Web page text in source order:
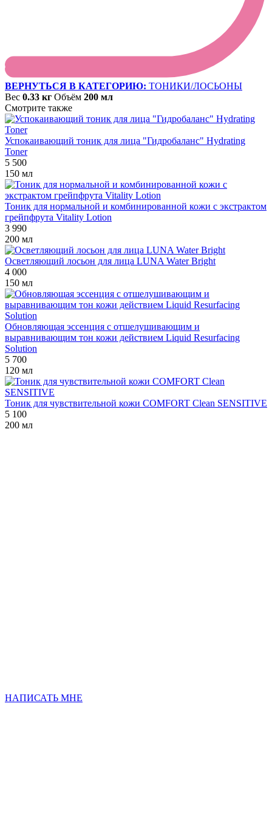
ВЕРНУТЬСЯ В КАТЕГОРИЮ: ТОНИКИ/ЛОСЬОНЫ
Вес 0.33 кг Объём 200 мл
Смотрите также
Успокаивающий тоник для лица "Гидробаланс" Hydrating
Toner
5 500
150 мл
Тоник для нормальной и комбинированной кожи с экстрактом
грейпфрута Vitality Lotion
3 990
200 мл
Осветляющий лосьон для лица LUNA Water Bright
4 000
150 мл
Обновляющая эссенция с отшелушивающим и
выравнивающим тон кожи действием Liquid Resurfacing
Solution
5 700
120 мл
Тоник для чувствительной кожи COMFORT Clean SENSITIVE
5 100
200 мл
НАПИСАТЬ МНЕ